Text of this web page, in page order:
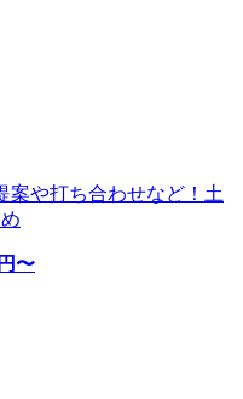
案や打ち合わせなど！土
円〜